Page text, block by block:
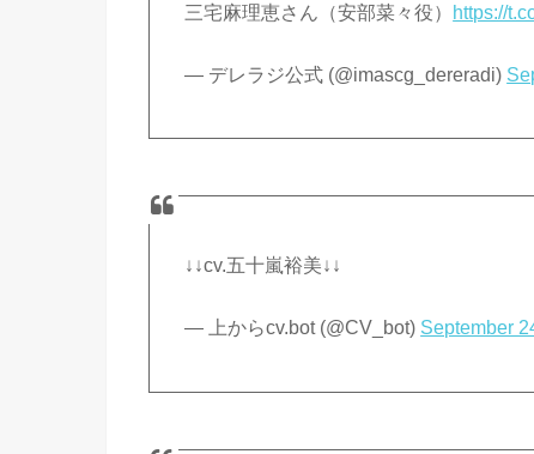
三宅麻理恵さん（安部菜々役）
https://
— デレラジ公式 (@imascg_dereradi)
↓↓cv.五十嵐裕美↓↓
— 上からcv.bot (@CV_bot) September